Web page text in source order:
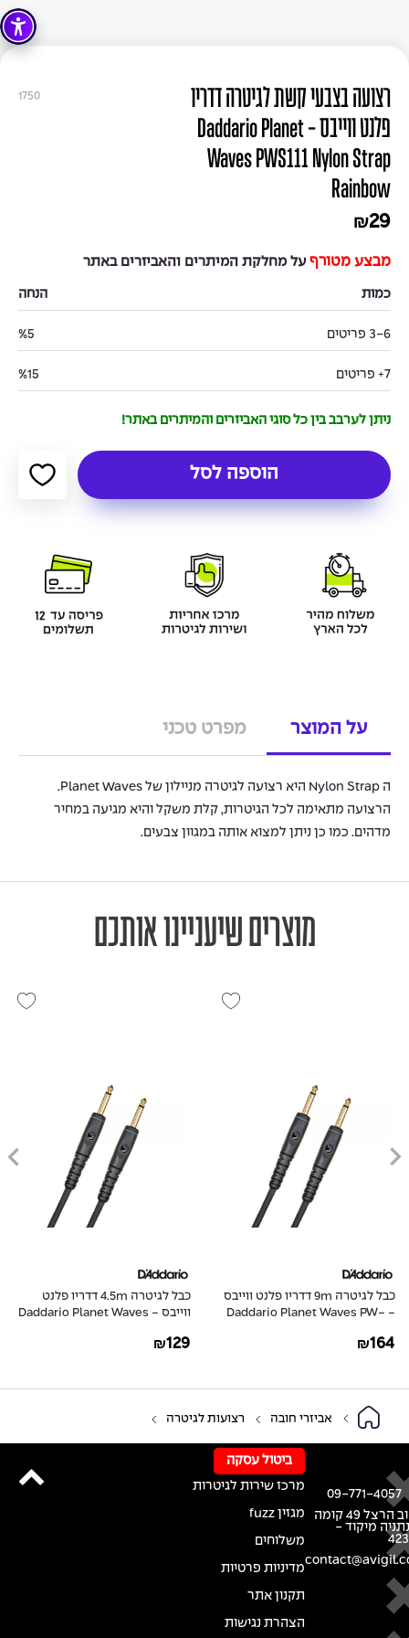
1750
רצועה בצבעי קשת לגיטרה דדריו
פלנט ווייבס - Daddario Planet
Waves PWS111 Nylon Strap
Rainbow
₪29
מבצע מטורף על מחלקת המיתרים והאביזרים באתר
כמות הנחה
3-6 פריטים %5
7+ פריטים %15
ניתן לערבב בין כל סוגי האביזרים והמיתרים באתר!
הוספה לסל
על המוצר מפרט טכני
ה Nylon Strap היא רצועה לגיטרה מניילון של Planet Waves.
הרצועה מתאימה לכל הגיטרות, קלת משקל והיא מגיעה במחיר
מדהים. כמו כן ניתן למצוא אותה במגוון צבעים.
מוצרים שיעניינו אותכם
כבל לגיטרה 9m דדריו פלנט ווייבס
- Daddario Planet Waves PW-
₪164
כבל לגיטרה 4.5m דדריו פלנט
ווייבס - Daddario Planet Waves
₪129
אביזרי חובה רצועות לגיטרה
רחוב הרצל 49 קומה
מיקוד -
09-771-4057
ביטול עסקה
מרכז שירות לגיטרות
מגזין fuzz
משלוחים
מדיניות פרטיות
תקנון אתר
הצהרת נגישות